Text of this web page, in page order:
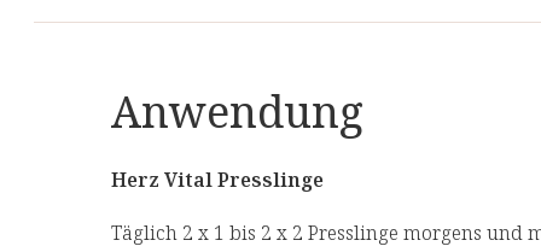
Anwendung
Herz Vital Presslinge
Täglich 2 x 1 bis 2 x 2 Presslinge morgens und